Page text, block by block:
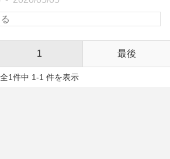
1 最後
全1件中 1-1 件を表示